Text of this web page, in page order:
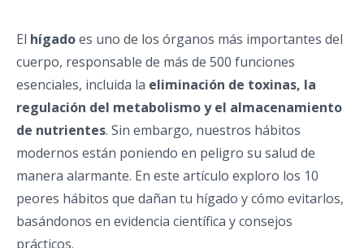
El hígadoes uno de los órganos más importantes del
cuerpo, responsable de más de 500 funciones
esenciales, incluida la eliminación de toxinas, la
regulación del metabolismo y el almacenamiento
de nutrientes. Sin embargo, nuestros hábitos
modernos están poniendo en peligro su salud de
manera alarmante. En este artículo exploro los 10
peores hábitos que dañan tu hígado y cómo evitarlos,
basándonos en evidencia científica y consejos
prácticos.